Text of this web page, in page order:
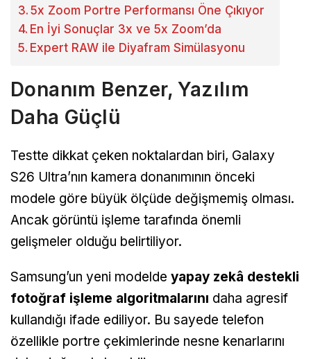
5x Zoom Portre Performansı Öne Çıkıyor
En İyi Sonuçlar 3x ve 5x Zoom’da
Expert RAW ile Diyafram Simülasyonu
Donanım Benzer, Yazılım
Daha Güçlü
Testte dikkat çeken noktalardan biri, Galaxy
S26 Ultra’nın kamera donanımının önceki
modele göre büyük ölçüde değişmemiş olması.
Ancak görüntü işleme tarafında önemli
gelişmeler olduğu belirtiliyor.
Samsung’un yeni modelde yapay zekâ destekli
fotoğraf işleme algoritmalarını daha agresif
kullandığı ifade ediliyor. Bu sayede telefon
özellikle portre çekimlerinde nesne kenarlarını